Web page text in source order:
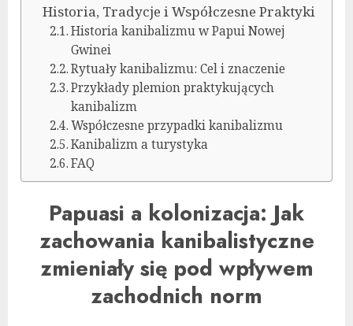
Historia, Tradycje i Współczesne Praktyki
Historia kanibalizmu w Papui Nowej
Gwinei
Rytuały kanibalizmu: Cel i znaczenie
Przykłady plemion praktykujących
kanibalizm
Współczesne przypadki kanibalizmu
Kanibalizm a turystyka
FAQ
Papuasi a kolonizacja: Jak
zachowania kanibalistyczne
zmieniały się pod wpływem
zachodnich norm